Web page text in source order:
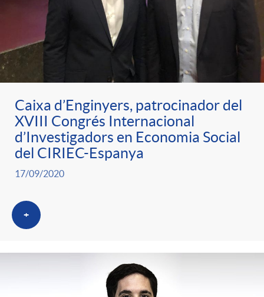
Caixa d’Enginyers, patrocinador del
XVIII Congrés Internacional
d’Investigadors en Economia Social
del CIRIEC-Espanya
17/09/2020
+